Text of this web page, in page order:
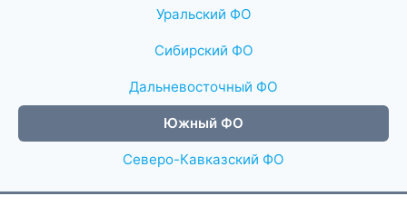
Уральский ФО
Сибирский ФО
Дальневосточный ФО
Южный ФО
Северо-Кавказский ФО